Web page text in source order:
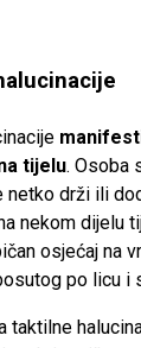
tijelu. Osoba
netko drži ili
nekom dijelu
osjećaj na
po licu i
taktilne